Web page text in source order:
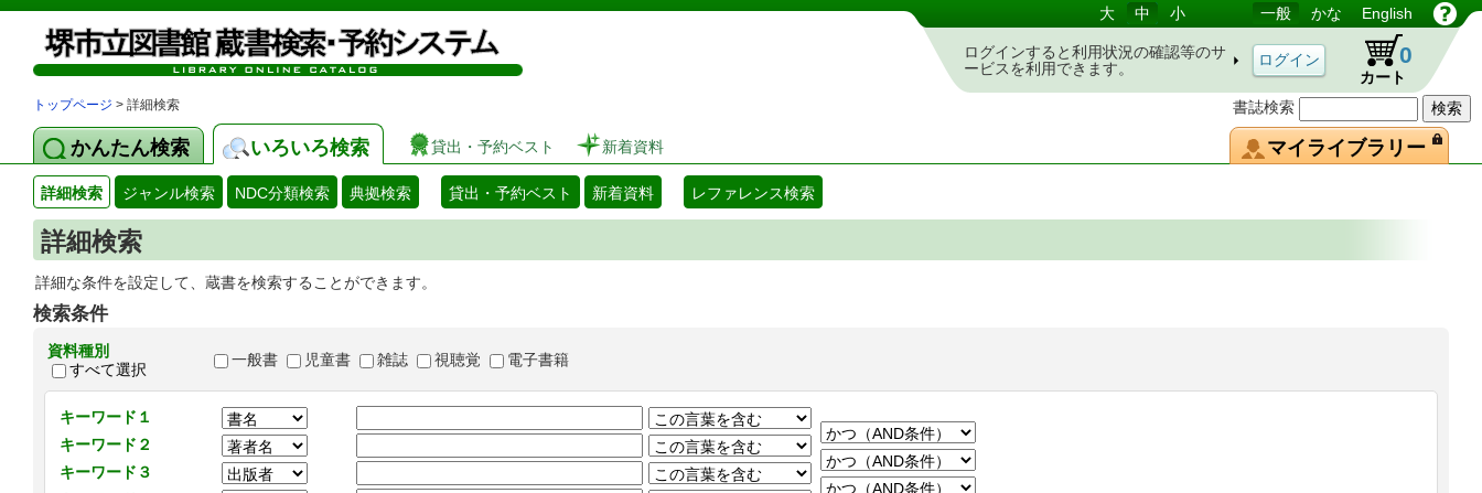
図書館 蔵書検索・予約システム
書誌検索
大 中 小 一般 かな English
ログインすると利用状況の確認等のサ
ービスを利用できます。
カート
0
トップページ > 詳細検索
かんたん検索 いろいろ検索 貸出・予約ベスト 新着資料 マイライブラリー
詳細検索 ジャンル検索 NDC分類検索 典拠検索 貸出・予約ベスト 新着資料 レファレンス検索
詳細検索
詳細な条件を設定して、蔵書を検索することができます。
検索条件
資料種別
すべて選択
一般書 児童書 雑誌 視聴覚 電子書籍
キーワード１
キーワード２
キーワード３